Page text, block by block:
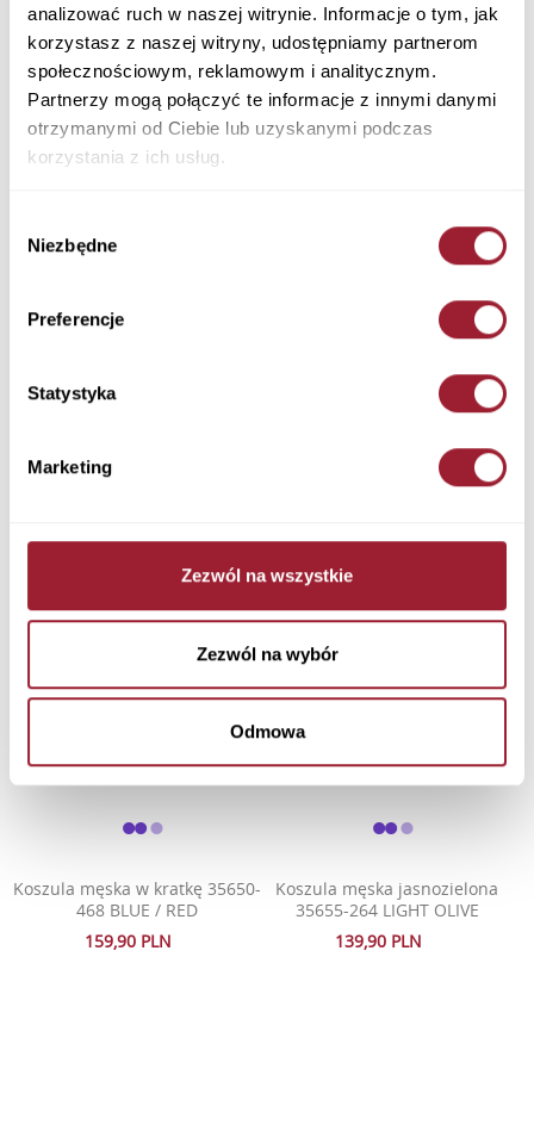
analizować ruch w naszej witrynie. Informacje o tym, jak
korzystasz z naszej witryny, udostępniamy partnerom
społecznościowym, reklamowym i analitycznym.
Partnerzy mogą połączyć te informacje z innymi danymi
otrzymanymi od Ciebie lub uzyskanymi podczas
korzystania z ich usług.
zgody
Niezbędne
Preferencje
Statystyka
Marketing
Zezwól na wszystkie
Zezwól na wybór
Odmowa
krótkim rękawem 35659-008
35666-071 LIGHT BLUE
krótkim rękawem 35634-001
Koszula męska w kratkę 35644-
484 BLUE / GREEN
Koszula męska w kratkę 35650-
468 BLUE / RED
159,90 PLN
Koszula męska jasnozielona
35655-264 LIGHT OLIVE
139,90 PLN